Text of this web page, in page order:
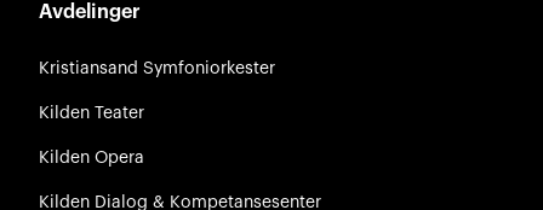
Avdelinger
Kristiansand Symfoniorkester
Kilden Teater
Kilden Opera
Kilden Dialog & Kompetansesenter